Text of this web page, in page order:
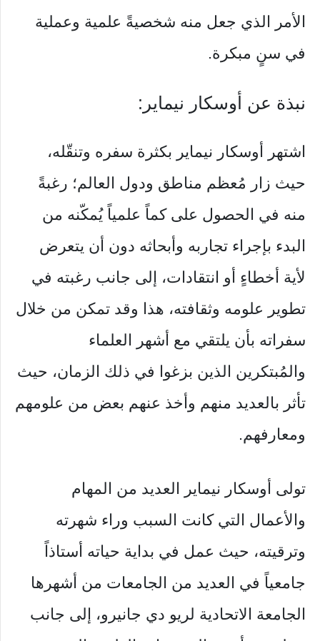
الأمر الذي جعل منه شخصيةً علمية وعملية
في سنٍ مبكرة.
نبذة عن أوسكار نيماير:
اشتهر أوسكار نيماير بكثرة سفره وتنقّله،
حيث زار مُعظم مناطق ودول العالم؛ رغبةً
منه في الحصول على كماً علمياً يُمكّنه من
البدء بإجراء تجاربه وأبحاثه دون أن يتعرض
لأية أخطاءٍ أو انتقادات، إلى جانب رغبته في
تطوير علومه وثقافته، هذا وقد تمكن من خلال
سفراته بأن يلتقي مع أشهر العلماء
والمُبتكرين الذين بزغوا في ذلك الزمان، حيث
تأثر بالعديد منهم وأخذ عنهم بعض من علومهم
ومعارفهم.
تولى أوسكار نيماير العديد من المهام
والأعمال التي كانت السبب وراء شهرته
وترقيته، حيث عمل في بداية حياته أستاذاً
جامعياً في العديد من الجامعات من أشهرها
الجامعة الاتحادية لريو دي جانيرو، إلى جانب